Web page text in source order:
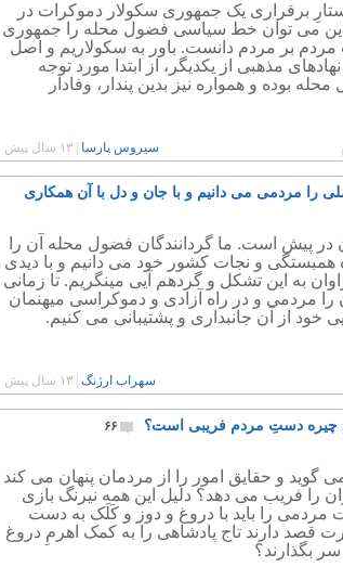
برقراری یک جمهوری سکولار دموکرات در
می توان خط سیاسی فضول محله را جمهوری
بر مردم دانست. باور به سکولاریم و اصل
مذهبی از یکدیگر، از ابتدا مورد توجه
بوده و همواره نیز بدین پندار، وفادار
سیروس پارسا ۱۳ سال پیش
را مردمی می دانیم و با جان و دل با آن همکاری
در پیش است. ما گردانندگان فضول محله آن را
همبستگی و نجات کشور خود می دانیم و با دیدی
به این تشکل و گردهم آیی مینگریم. تا زمانی
مردمی و در راه آزادی و دموکراسی میهنمان
خود از آن جانبداری و پشتیبانی می کنیم.
سهراب ارژنگ ۱۳ سال پیش
چیره دستِ مردم فریبی است؟ ۶۶
گوید و حقایق امور را از مردمان پنهان می کند
را فریب می دهد؟ دلیل این همه نیرنگ بازی
مردمی را باید با دروغ و دوز و کَلَک به دست
قصد دارند تاج پادشاهی را به کمک اهرمِ دروغ
بگذارند؟